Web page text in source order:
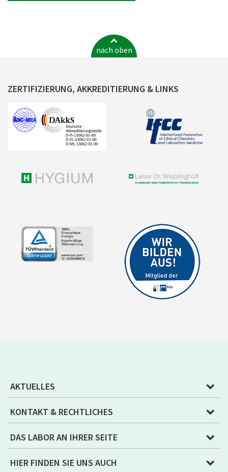
nach oben
ZERTIFIZIERUNG, AKKREDITIERUNG & LINKS
AKTUELLES
KONTAKT & RECHTLICHES
DAS LABOR AN IHRER SEITE
HIER FINDEN SIE UNS AUCH